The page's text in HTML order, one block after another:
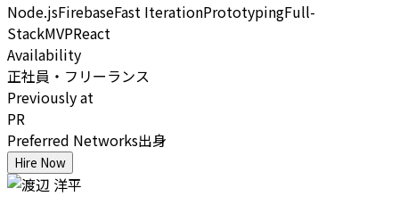
Node.jsFirebaseFast IterationPrototypingFull-
StackMVPReact
Availability
正社員・フリーランス
Previously at
PR
Preferred Networks出身
Hire Now